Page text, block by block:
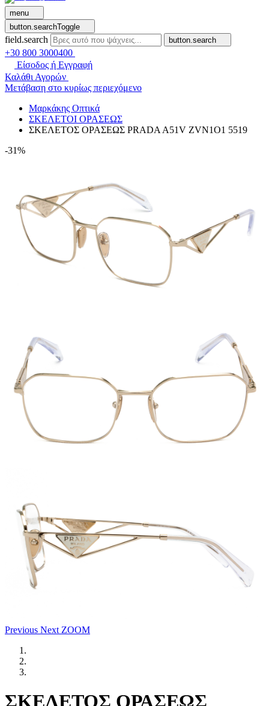
menu
button.searchToggle
field.search button.search
+30 800 3000400
Είσοδος ή Εγγραφή
Καλάθι Αγορών
Μετάβαση στο κυρίως περιεχόμενο
Μαρκάκης Οπτικά
ΣΚΕΛΕΤΟΙ ΟΡΑΣΕΩΣ
ΣΚΕΛΕΤΟΣ ΟΡΑΣΕΩΣ PRADA A51V ZVN1O1 5519
-31%
Previous Next ZOOM
ΣΚΕΛΕΤΟΣ ΟΡΑΣΕΩΣ